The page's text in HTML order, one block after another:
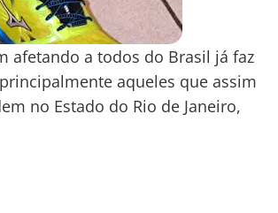
afetando a todos do Brasil já faz
aqueles que assim
no Estado do Rio de Janeiro,